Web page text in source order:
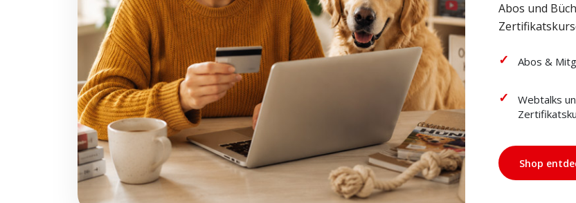
Abos und
Abos &
Webtalks
Shop